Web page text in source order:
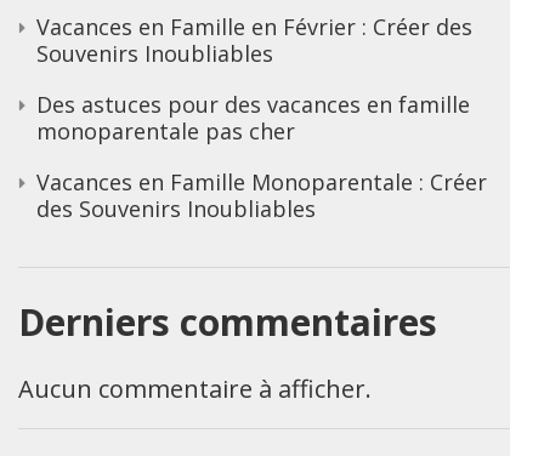
Vacances en Famille en Février : Créer des
Souvenirs Inoubliables
Des astuces pour des vacances en famille
monoparentale pas cher
Vacances en Famille Monoparentale : Créer
des Souvenirs Inoubliables
Derniers commentaires
Aucun commentaire à afficher.